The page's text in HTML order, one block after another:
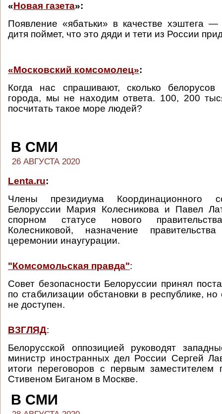
«Новая газета»:
Появление «ябатьки» в качестве хэштега
дитя поймет, что это дяди и тети из России
«Московский комсомолец»:
Когда нас спрашивают, сколько
города, мы не находим ответа. 100, 200
посчитать такое море людей?
В СМИ
26 АВГУСТА 2020
Lenta.ru:
Члены президиума Координационного
Белоруссии Мария Колесникова и Павел
спорном статусе нового
Колесниковой, назначение
церемонии инаугурации.
"Комсомольская правда":
Совет безопасности Белоруссии принял
по стабилизации обстановки в республике,
не доступен.
ВЗГЛЯД:
Белорусской оппозицией руководят
министр иностранных дел России Сергей
итоги переговоров с первым заместителем
Стивеном Биганом в Москве.
В СМИ